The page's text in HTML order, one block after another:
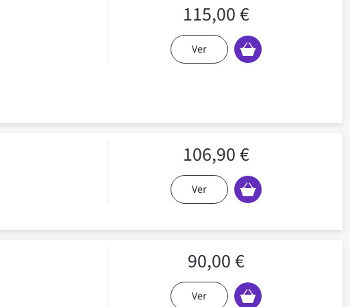
115,00 €
Ver
106,90 €
Ver
90,00 €
Ver